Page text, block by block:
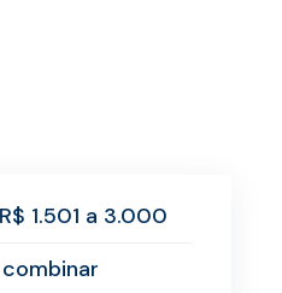
1.501 a 3.000